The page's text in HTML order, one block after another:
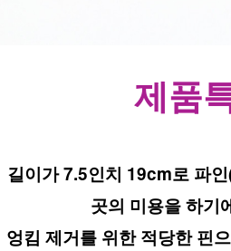
제품
길이가 7.5인치 19cm로 파
곳의 미용을 하기
엉킴 제거를 위한 적당한 핀